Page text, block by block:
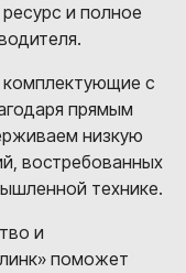
и полное
с
прямым
низкую
востребованных
технике.
и
поможет